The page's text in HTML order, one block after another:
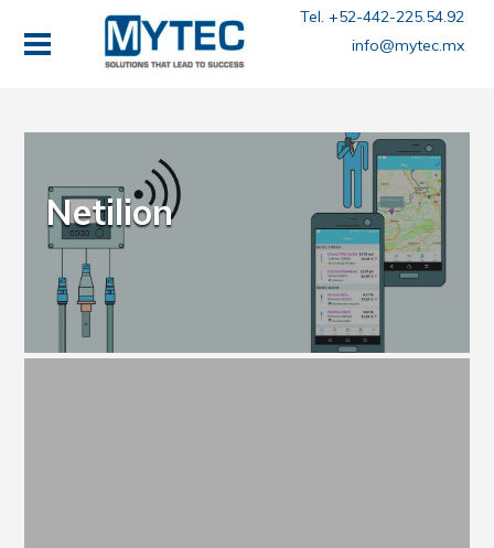
Tel. +52-442-225.54.92
info@mytec.mx
Netilion